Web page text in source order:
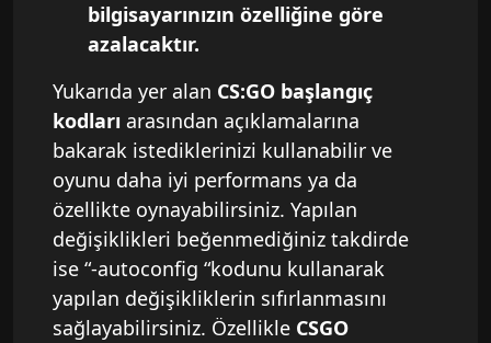
bilgisayarınızın özelliğine göre
azalacaktır.
Yukarıda yer alan CS:GO başlangıç
kodları arasından açıklamalarına
bakarak istediklerinizi kullanabilir ve
oyunu daha iyi performans ya da
özellikte oynayabilirsiniz. Yapılan
değişiklikleri beğenmediğiniz takdirde
ise “-autoconfig “kodunu kullanarak
yapılan değişikliklerin sıfırlanmasını
sağlayabilirsiniz. Özellikle CSGO